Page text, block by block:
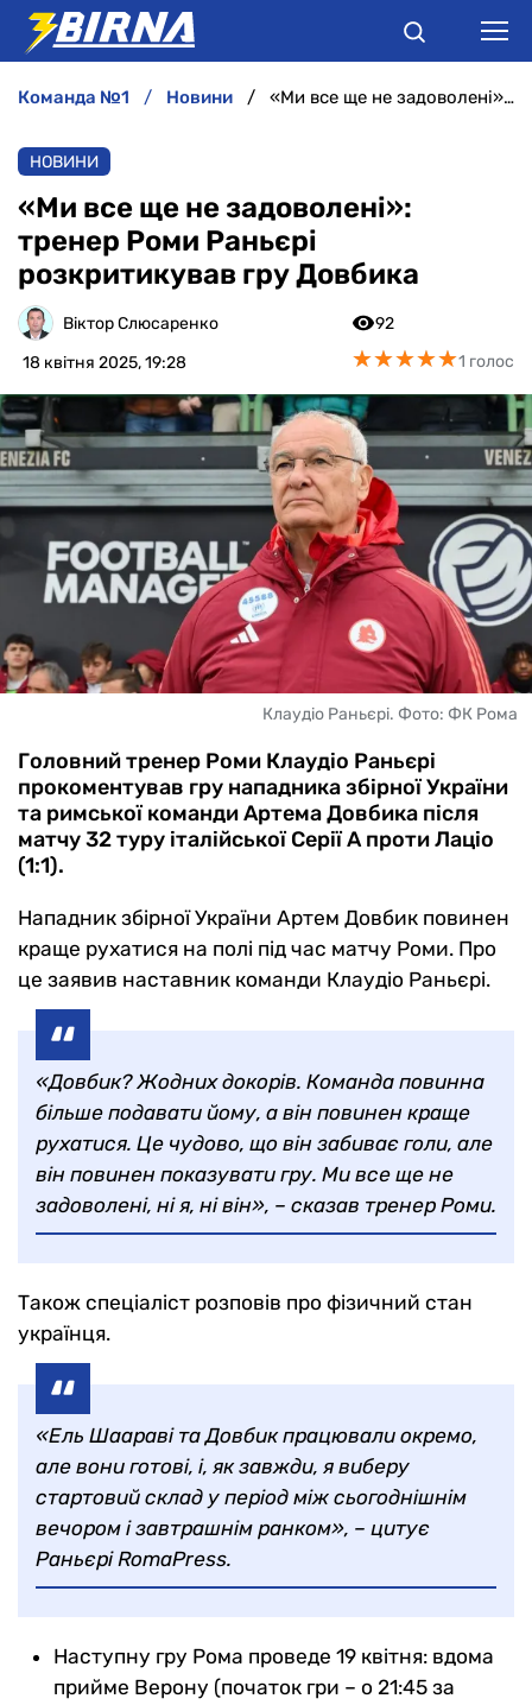
АНАЛІТИКА
ІНТЕРВ'Ю
РІЗНЕ
команда №1 новини «Ми все ще не задоволені»: тренер Роми Раньєрі розкритикував гру Довбика
НОВИНИ
«Ми все ще не задоволені»:
тренер Роми Раньєрі
розкритикував гру Довбика
Віктор Слюсаренко
18 квітня 2025, 19:28
92
★★★★★
★★★★★1 голос
Клаудіо Раньєрі. Фото: ФК Рома
Головний тренер Роми Клаудіо Раньєрі
прокоментував гру нападника збірної України
та римської команди Артема Довбика після
матчу 32 туру італійської Серії А проти Лаціо
(1:1).
Нападник збірної України Артем Довбик повинен
краще рухатися на полі під час матчу Роми. Про
це заявив наставник команди Клаудіо Раньєрі.
«Довбик? Жодних докорів. Команда повинна
більше подавати йому, а він повинен краще
рухатися. Це чудово, що він забиває голи, але
він повинен показувати гру. Ми все ще не
задоволені, ні я, ні він», – сказав тренер Роми.
Також спеціаліст розповів про фізичний стан
українця.
«Ель Шаараві та Довбик працювали окремо,
але вони готові, і, як завжди, я виберу
стартовий склад у період між сьогоднішнім
вечором і завтрашнім ранком», – цитує
Раньєрі RomaPress.
Наступну гру Рома проведе 19 квітня: вдома
прийме Верону (початок гри – о 21:45 за